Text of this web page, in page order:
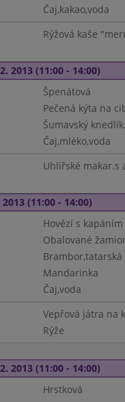
Čaj,kakao,voda
Rýžová kaše
2013 (11:00 - 14:00)
Špenátová
Pečená kýta na
Šumavský
Čaj,mléko,voda
Uhlířské makar.s
(11:00 - 14:00)
Hovězí s kapáním
Obalované
Brambor,tatarská
Mandarinka
Čaj,voda
Vepřová játra na
Rýže
2013 (11:00 - 14:00)
Hrstková